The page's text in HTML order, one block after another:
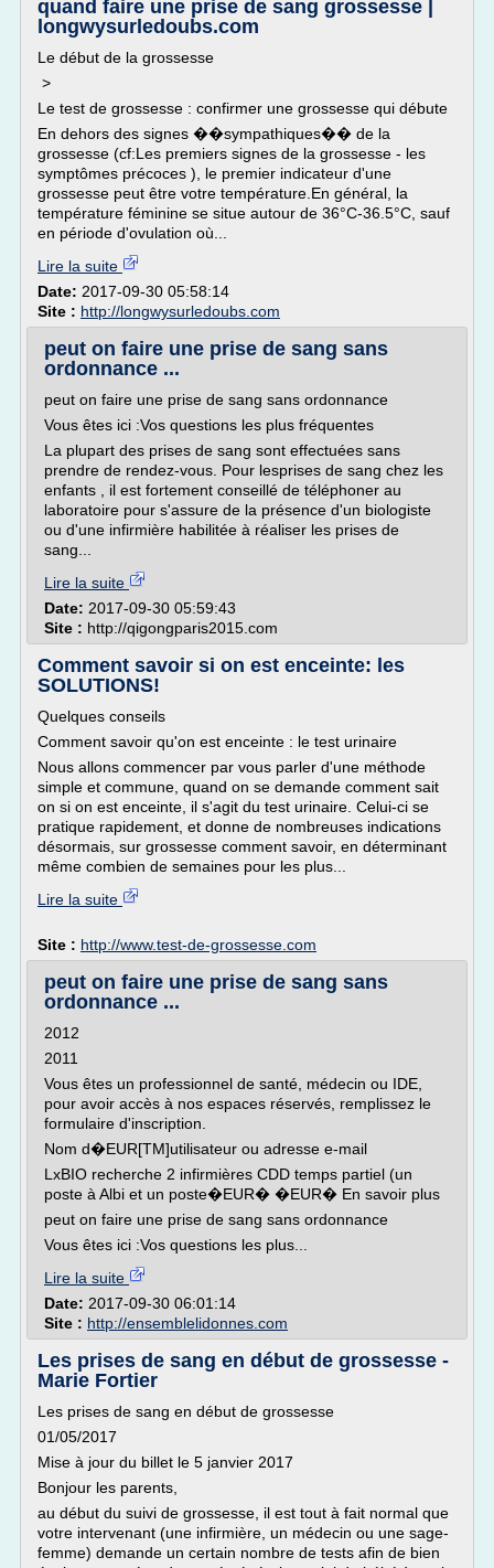
quand faire une prise de sang grossesse |
longwysurledoubs.com
Le début de la grossesse
>
Le test de grossesse : confirmer une grossesse qui débute
En dehors des signes ��sympathiques�� de la
grossesse (cf:Les premiers signes de la grossesse - les
symptômes précoces ), le premier indicateur d'une
grossesse peut être votre température.En général, la
température féminine se situe autour de 36°C-36.5°C, sauf
en période d'ovulation où...
Lire la suite
Date: 2017-09-30 05:58:14
Site : http://longwysurledoubs.com
peut on faire une prise de sang sans
ordonnance ...
peut on faire une prise de sang sans ordonnance
Vous êtes ici :Vos questions les plus fréquentes
La plupart des prises de sang sont effectuées sans
prendre de rendez-vous. Pour lesprises de sang chez les
enfants , il est fortement conseillé de téléphoner au
laboratoire pour s'assure de la présence d'un biologiste
ou d'une infirmière habilitée à réaliser les prises de
sang...
Lire la suite
Date: 2017-09-30 05:59:43
Site : http://qigongparis2015.com
Comment savoir si on est enceinte: les
SOLUTIONS!
Quelques conseils
Comment savoir qu'on est enceinte : le test urinaire
Nous allons commencer par vous parler d'une méthode
simple et commune, quand on se demande comment sait
on si on est enceinte, il s'agit du test urinaire. Celui-ci se
pratique rapidement, et donne de nombreuses indications
désormais, sur grossesse comment savoir, en déterminant
même combien de semaines pour les plus...
Lire la suite
Site : http://www.test-de-grossesse.com
peut on faire une prise de sang sans
ordonnance ...
2012
2011
Vous êtes un professionnel de santé, médecin ou IDE,
pour avoir accès à nos espaces réservés, remplissez le
formulaire d'inscription.
Nom d�EUR[TM]utilisateur ou adresse e-mail
LxBIO recherche 2 infirmières CDD temps partiel (un
poste à Albi et un poste�EUR� �EUR� En savoir plus
peut on faire une prise de sang sans ordonnance
Vous êtes ici :Vos questions les plus...
Lire la suite
Date: 2017-09-30 06:01:14
Site : http://ensemblelidonnes.com
Les prises de sang en début de grossesse -
Marie Fortier
Les prises de sang en début de grossesse
01/05/2017
Mise à jour du billet le 5 janvier 2017
Bonjour les parents,
au début du suivi de grossesse, il est tout à fait normal que
votre intervenant (une infirmière, un médecin ou une sage-
femme) demande un certain nombre de tests afin de bien